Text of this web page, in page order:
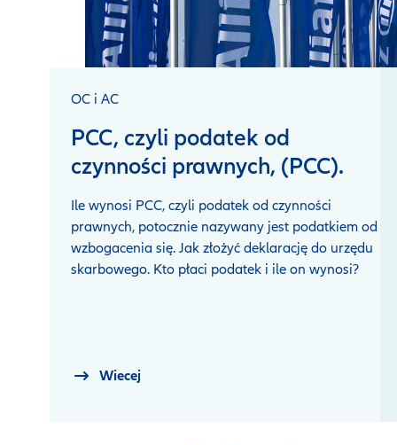
OC i AC
PCC, czyli podatek od
czynności prawnych, (PCC).
Ile wynosi PCC, czyli podatek od czynności
prawnych, potocznie nazywany jest podatkiem od
wzbogacenia się. Jak złożyć deklarację do urzędu
skarbowego. Kto płaci podatek i ile on wynosi?
Wiecej